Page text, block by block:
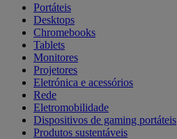
Portáteis
Desktops
Chromebooks
Tablets
Monitores
Projetores
Eletrónica e acessórios
Rede
Eletromobilidade
Dispositivos de gaming portáteis
Produtos sustentáveis